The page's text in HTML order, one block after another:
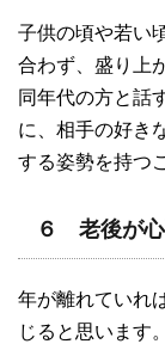
子供の頃や若い
合わず、盛り上
同年代の方と話
に、相手の好き
する姿勢を持つ
６ 老後が
年が離れていれ
じると思います。